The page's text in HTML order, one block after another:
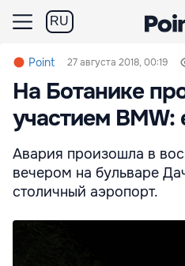
RU
Point 27 августа 2018, 00:19
На Ботанике
участием
Авария произошла в
вечером на бульваре
столичный аэропорт.